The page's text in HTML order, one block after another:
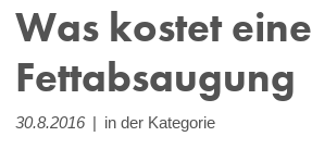
Was kostet eine
Fettabsaugung
30.8.2016 | in der Kategorie